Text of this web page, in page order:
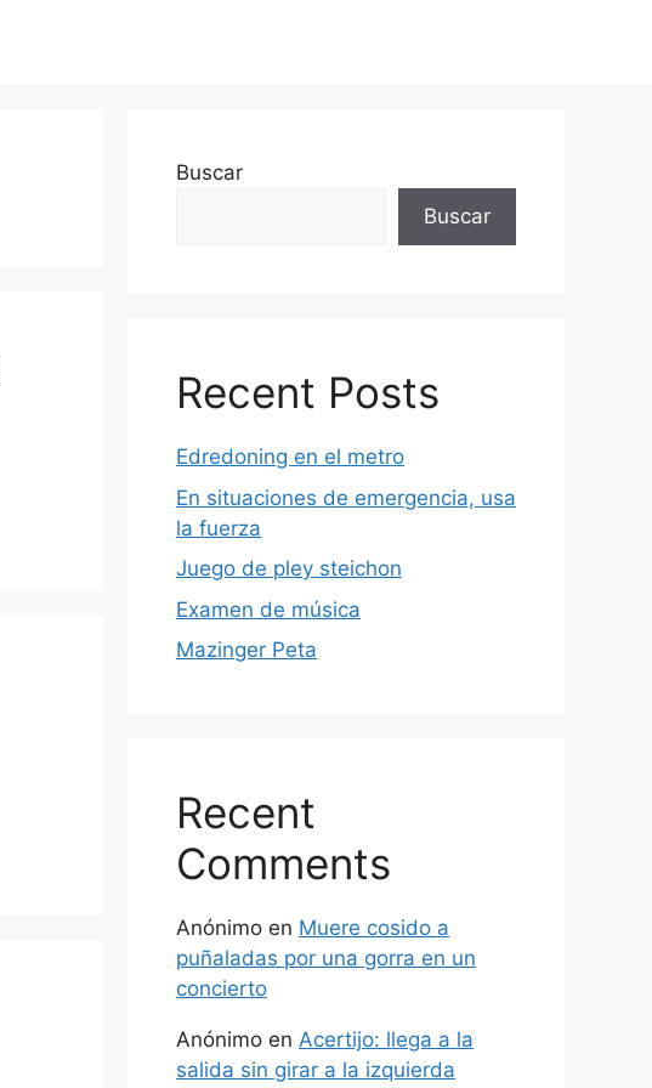
Buscar
Buscar
Recent Posts
Edredoning en el metro
En situaciones de emergencia, usa
la fuerza
Juego de pley steichon
Examen de música
Mazinger Peta
Recent
Comments
Anónimo en Muere cosido a
puñaladas por una gorra en un
concierto
Anónimo en Acertijo: llega a la
salida sin girar a la izquierda